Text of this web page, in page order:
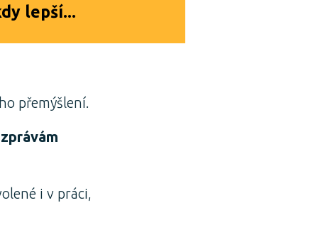
lepší...
přemýšlení.
i v práci,